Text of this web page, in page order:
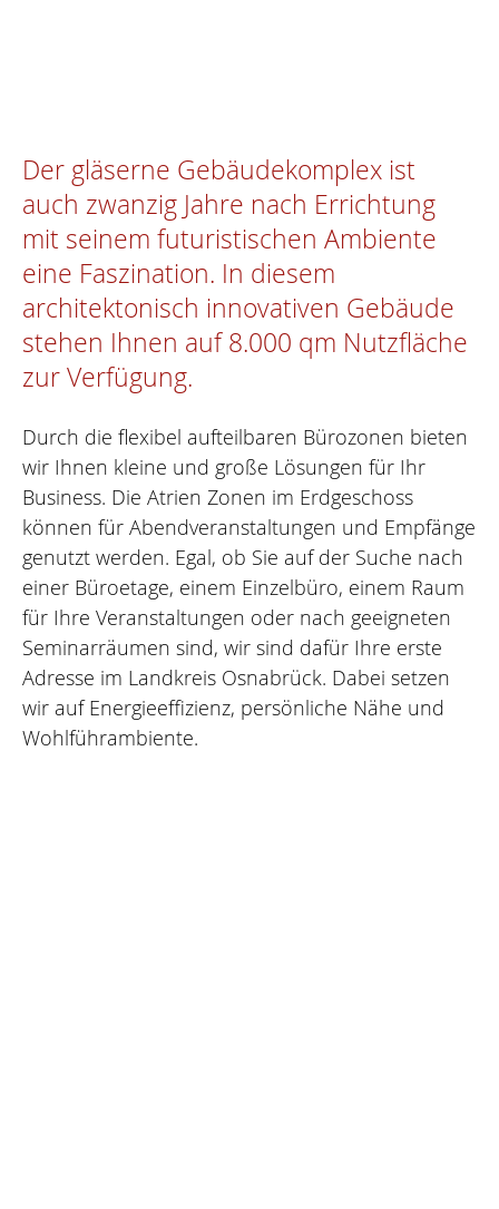
Der gläserne Gebäudekomplex ist
auch zwanzig Jahre nach Errichtung
mit seinem futuristischen Ambiente
eine Faszination. In diesem
architektonisch innovativen Gebäude
stehen Ihnen auf 8.000 qm Nutzfläche
zur Verfügung.
Durch die flexibel aufteilbaren Bürozonen bieten
wir Ihnen kleine und große Lösungen für Ihr
Business. Die Atrien Zonen im Erdgeschoss
können für Abendveranstaltungen und Empfänge
genutzt werden. Egal, ob Sie auf der Suche nach
einer Büroetage, einem Einzelbüro, einem Raum
für Ihre Veranstaltungen oder nach geeigneten
Seminarräumen sind, wir sind dafür Ihre erste
Adresse im Landkreis Osnabrück. Dabei setzen
wir auf Energieeffizienz, persönliche Nähe und
Wohlführambiente.